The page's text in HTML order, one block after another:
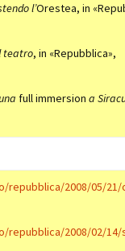
l’Orestea, in
teatro, in «Repubblica»,
full immersion a
repubblica/2008/05/
2008/02/14/